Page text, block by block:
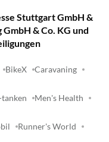
Stuttgart GmbH &
& Co. KG und
BikeX Caravaning
Men's Health
Runner's World